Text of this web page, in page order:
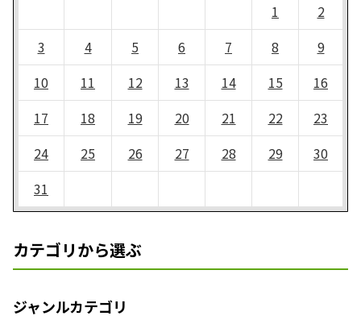
1
2
3
4 5 6 7 8
9
10
11 12 13 14 15
16
17
18 19 20 21 22
23
24
25 26 27 28 29
30
31
カテゴリから選ぶ
ジャンルカテゴリ